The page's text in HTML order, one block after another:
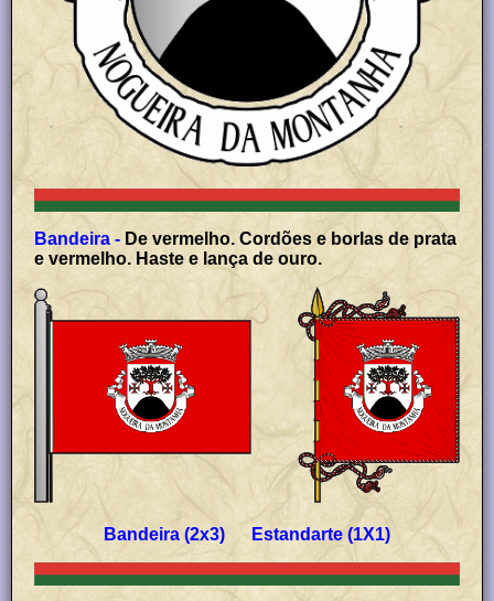
Bandeira - De vermelho. Cordões e borlas de prata
e vermelho. Haste e lança de ouro.
Bandeira (2x3) Estandarte (1X1)